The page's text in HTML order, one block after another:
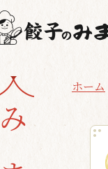
ホーム